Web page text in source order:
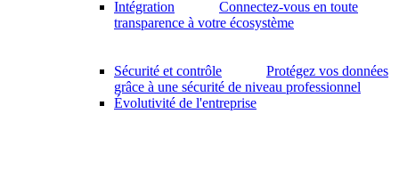
Intégration
Connectez-vous en toute
transparence à votre écosystème
Sécurité et contrôle
Protégez vos données
grâce à une sécurité de niveau professionnel
Évolutivité de l'entreprise